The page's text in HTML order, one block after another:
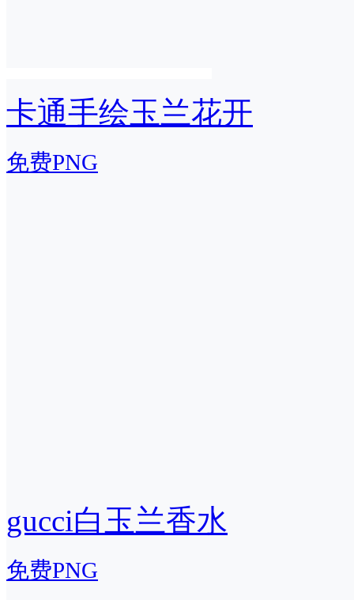
卡通手绘玉兰花开
免费PNG
gucci白玉兰香水
免费PNG